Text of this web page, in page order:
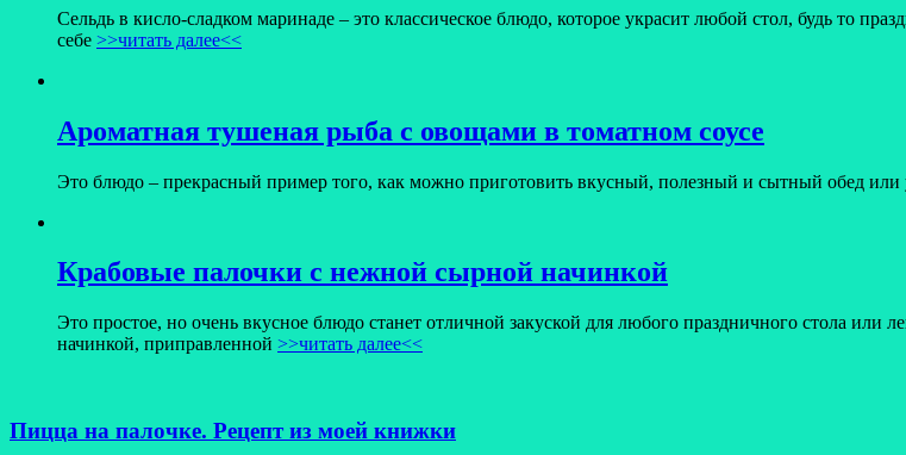
Сельдь в кисло-сладком маринаде – это классическое блюдо, которое украсит любой стол, будь то
себе >>читать далее<<
Ароматная тушеная рыба с овощами в томатном соусе
Это блюдо – прекрасный пример того, как можно приготовить вкусный, полезный и сытный обед
Крабовые палочки с нежной сырной начинкой
Это простое, но очень вкусное блюдо станет отличной закуской для любого праздничного стола
начинкой, приправленной >>читать далее<<
Пицца на палочке. Рецепт из моей книжки